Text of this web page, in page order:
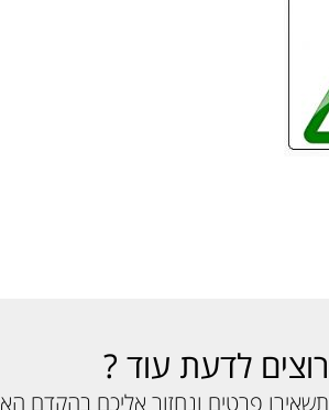
רוצים לדעת עוד ?
תשאירו פרטים ונחזור אליכם בהקדם